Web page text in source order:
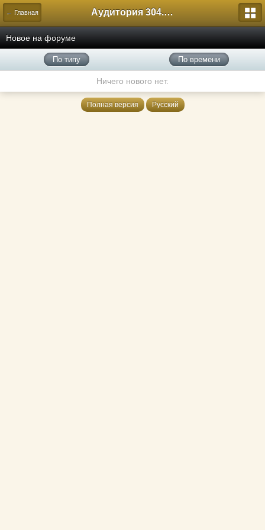
← Главная Аудитория 304. История России
Новое на форуме
По типу По времени
Ничего нового нет.
Полная версия Русский